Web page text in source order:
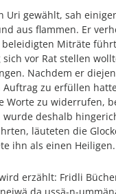
Uri gewählt, sah
aus flammen. Er
Miträte
vor Rat stellen
Nachdem er
Auftrag zu erfüllen
Worte zu widerrufen,
deshalb
läuteten die
ihn als einen Heiligen.
erzählt: Fridli